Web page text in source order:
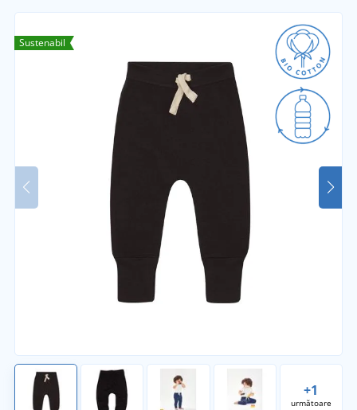
+1
următoare
Sustenabil